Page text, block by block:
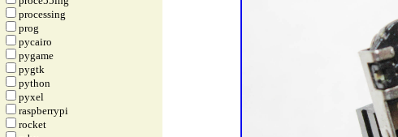
processing
prog
pycairo
pygame
pygtk
python
pyxel
raspberrypi
rocket